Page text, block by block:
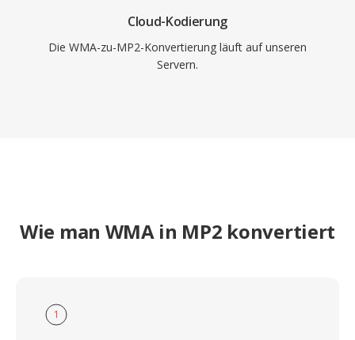
Cloud-Kodierung
Die WMA-zu-MP2-Konvertierung läuft auf unseren
Servern.
Wie man WMA in MP2 konvertiert
1